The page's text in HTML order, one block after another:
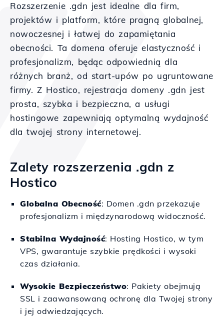
Rozszerzenie .gdn jest idealne dla firm,
projektów i platform, które pragną globalnej,
nowoczesnej i łatwej do zapamiętania
obecności. Ta domena oferuje elastyczność i
profesjonalizm, będąc odpowiednią dla
różnych branż, od start-upów po ugruntowane
firmy. Z Hostico, rejestracja domeny .gdn jest
prosta, szybka i bezpieczna, a usługi
hostingowe zapewniają optymalną wydajność
dla twojej strony internetowej.
Zalety rozszerzenia .gdn z
Hostico
Globalna Obecność: Domen .gdn przekazuje
profesjonalizm i międzynarodową widoczność.
Stabilna Wydajność: Hosting Hostico, w tym
VPS, gwarantuje szybkie prędkości i wysoki
czas działania.
Wysokie Bezpieczeństwo: Pakiety obejmują
SSL i zaawansowaną ochronę dla Twojej strony
i jej odwiedzających.